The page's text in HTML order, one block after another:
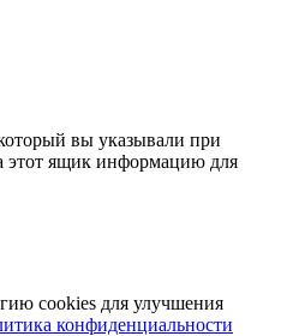
вы указывали при
ящик информацию для
cookies для улучшения
конфиденциальности